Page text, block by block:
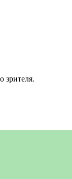
зрителя.